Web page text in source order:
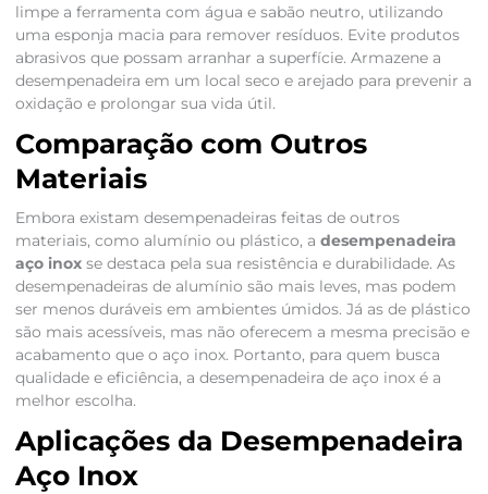
limpe a ferramenta com água e sabão neutro, utilizando
uma esponja macia para remover resíduos. Evite produtos
abrasivos que possam arranhar a superfície. Armazene a
desempenadeira em um local seco e arejado para prevenir a
oxidação e prolongar sua vida útil.
Comparação com Outros
Materiais
Embora existam desempenadeiras feitas de outros
materiais, como alumínio ou plástico, a desempenadeira
aço inoxse destaca pela sua resistência e durabilidade. As
desempenadeiras de alumínio são mais leves, mas podem
ser menos duráveis em ambientes úmidos. Já as de plástico
são mais acessíveis, mas não oferecem a mesma precisão e
acabamento que o aço inox. Portanto, para quem busca
qualidade e eficiência, a desempenadeira de aço inox é a
melhor escolha.
Aplicações da Desempenadeira
Aço Inox